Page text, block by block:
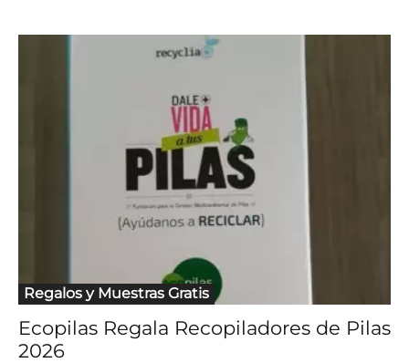
Regalos y Muestras Gratis
Ecopilas Regala Recopiladores de Pilas
2026